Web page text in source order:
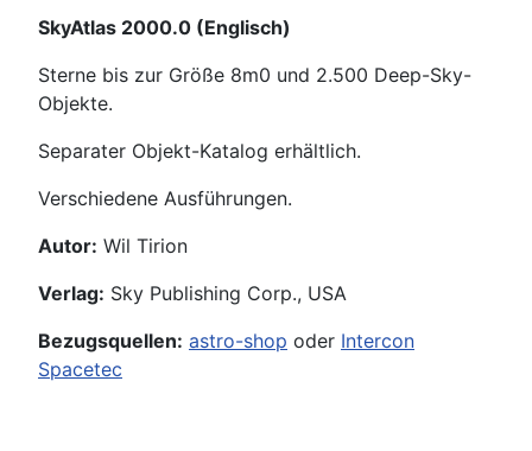
SkyAtlas 2000.0 (Englisch)
Sterne bis zur Größe 8m0 und 2.500 Deep-Sky-
Objekte.
Separater Objekt-Katalog erhältlich.
Verschiedene Ausführungen.
Autor: Wil Tirion
Verlag: Sky Publishing Corp., USA
Bezugsquellen: astro-shop oder Intercon
Spacetec